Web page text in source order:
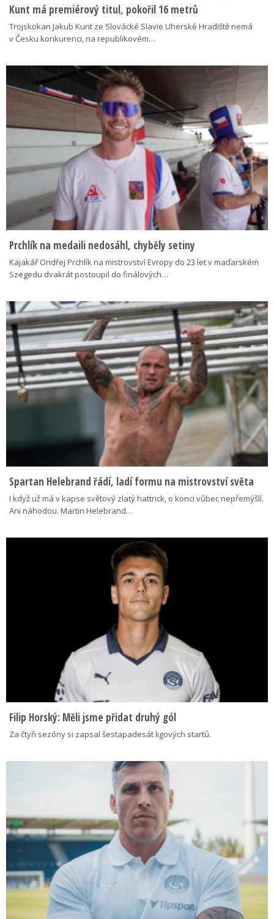
Kunt má premiérový titul, pokořil 16 metrů
Trojskokan Jakub Kunt ze Slovácké Slavie Uherské Hradiště nemá
v Česku konkurenci, na republikovém…
Prchlík na medaili nedosáhl, chyběly setiny
Kajakář Ondřej Prchlík na mistrovství Evropy do 23 let v maďarském
Szegedu dvakrát postoupil do finálových…
Spartan Helebrand řádí, ladí formu na mistrovství světa
I když už má v kapse světový zlatý hattrick, o konci vůbec nepřemýšlí.
Ani náhodou. Martin Helebrand…
Filip Horský: Měli jsme přidat druhý gól
Za čtyři sezóny si zapsal šestapadesát ligových startů.